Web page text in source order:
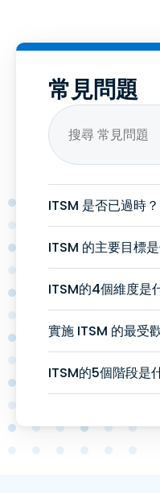
常見問題
ITSM 是否已過時？
ITSM 的主要目標
ITSM的4個維度是
實施 ITSM 的最受
ITSM的5個階段是